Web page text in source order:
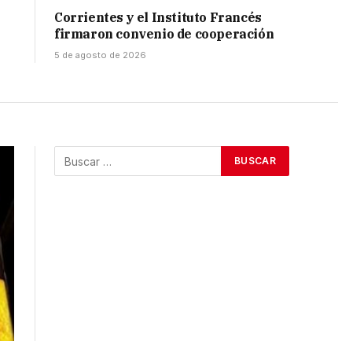
Corrientes y el Instituto Francés
firmaron convenio de cooperación
5 de agosto de 2026